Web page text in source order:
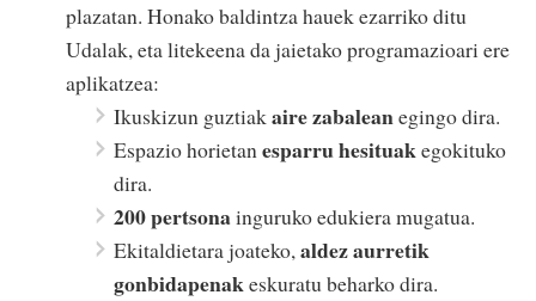
plazatan. Honako baldintza hauek ezarriko ditu
Udalak, eta litekeena da jaietako programazioari ere
aplikatzea:
Ikuskizun guztiakaire zabaleanegingo dira.
Espazio horietanesparru hesituakegokituko
dira.
200 pertsonainguruko edukiera mugatua.
Ekitaldietara joateko,aldez aurretik
gonbidapenakeskuratu beharko dira.